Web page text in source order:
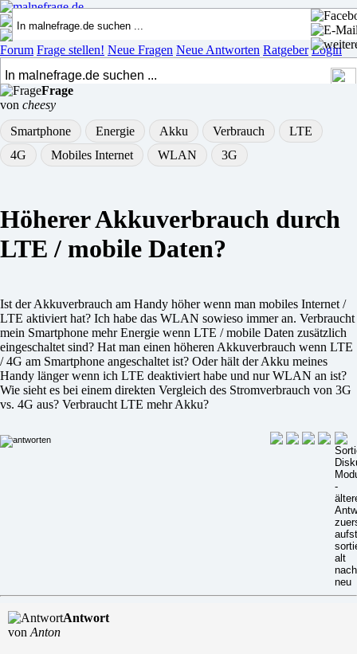
Forum Frage stellen! Neue Fragen Neue Antworten Ratgeber Login
Frage
von cheesy
Smartphone
Energie Akku Verbrauch
LTE
4G
Mobiles Internet WLAN 3G
Höherer Akkuverbrauch durch
LTE / mobile Daten?
Ist der Akkuverbrauch am Handy höher wenn man mobiles Internet /
LTE aktiviert hat? Ich habe das WLAN sowieso immer an. Verbraucht
mein Smartphone mehr Energie wenn LTE / mobile Daten zusätzlich
eingeschaltet sind? Hat man einen höheren Akkuverbrauch wenn LTE
/ 4G am Smartphone angeschaltet ist? Oder hält der Akku meines
Handy länger wenn ich LTE deaktiviert habe und nur WLAN an ist?
Wie sieht es bei einem direkten Vergleich des Stromverbrauch von 3G
vs. 4G aus? Verbraucht LTE mehr Akku?
Antwort
von Anton